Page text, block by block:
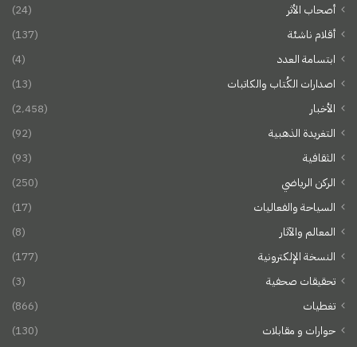
أصحاب الأثر
(24)
أقلام ناشئة
(137)
ابتسامة العدد
(4)
اصدارات الكُتاب والكاتبات
(13)
الأخبار
(2٬458)
التغريدة الذهبية
(92)
الثقافية
(93)
الركن الرياضي
(250)
السياحة والفعاليات
(17)
المعالم والآثار
(8)
النسخة الإلكترونية
(177)
تحقيقات صحفية
(3)
تغطيات
(866)
حوارات و مقابلات
(130)